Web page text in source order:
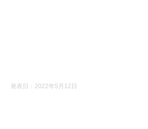
発表日：2022年5月12日